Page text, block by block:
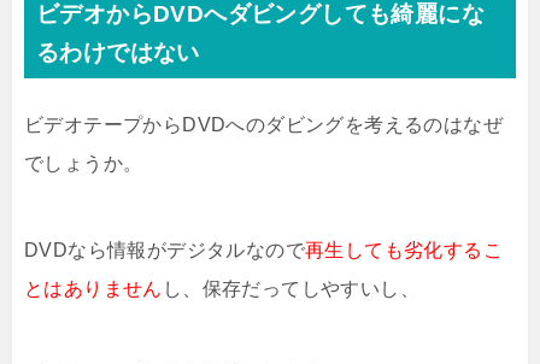
ビデオからDVDへダビングしても綺麗にな
るわけではない
ビデオテープからDVDへのダビングを考えるのはなぜ
でしょうか。
DVDなら情報がデジタルなので再生しても劣化するこ
とはありません し、保存だってしやすいし、